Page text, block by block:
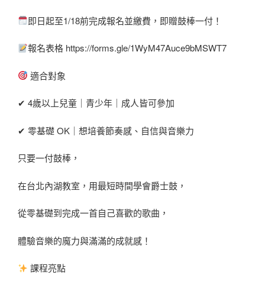
即日起至1/18前完成報名並繳費，即贈鼓棒一付！
報名表格 https://forms.gle/1WyM47Auce9bMSWT7
適合對象
✔ 4歲以上兒童｜青少年｜成人皆可參加
✔ 零基礎 OK｜想培養節奏感、自信與音樂力
只要一付鼓棒，
在台北內湖教室，用最短時間學會爵士鼓，
從零基礎到完成一首自己喜歡的歌曲，
體驗音樂的魔力與滿滿的成就感！
課程亮點